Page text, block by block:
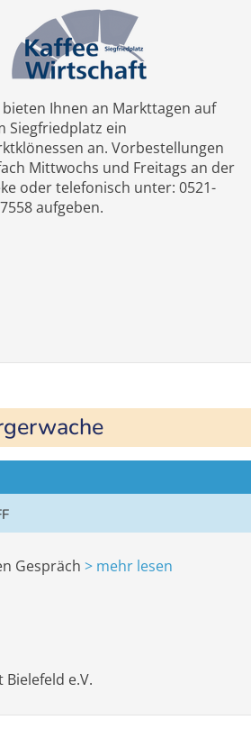
Ihnen an Markttagen auf
Siegfriedplatz ein
an. Vorbestellungen
Mittwochs und Freitags an der
oder telefonisch unter: 0521-
aufgeben.
Gespräch > mehr lesen
e.V.